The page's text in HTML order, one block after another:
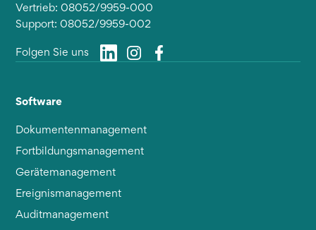
Vertrieb: 08052/9959-000
Support: 08052/9959-002
Folgen Sie uns
Software
Dokumentenmanagement
Fortbildungsmanagement
Gerätemanagement
Ereignismanagement
Auditmanagement